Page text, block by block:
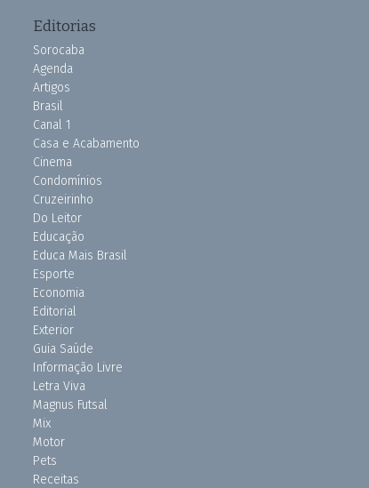
Editorias
Sorocaba
Agenda
Artigos
Brasil
Canal 1
Casa e Acabamento
Cinema
Condomínios
Cruzeirinho
Do Leitor
Educação
Educa Mais Brasil
Esporte
Economia
Editorial
Exterior
Guia Saúde
Informação Livre
Letra Viva
Magnus Futsal
Mix
Motor
Pets
Receitas